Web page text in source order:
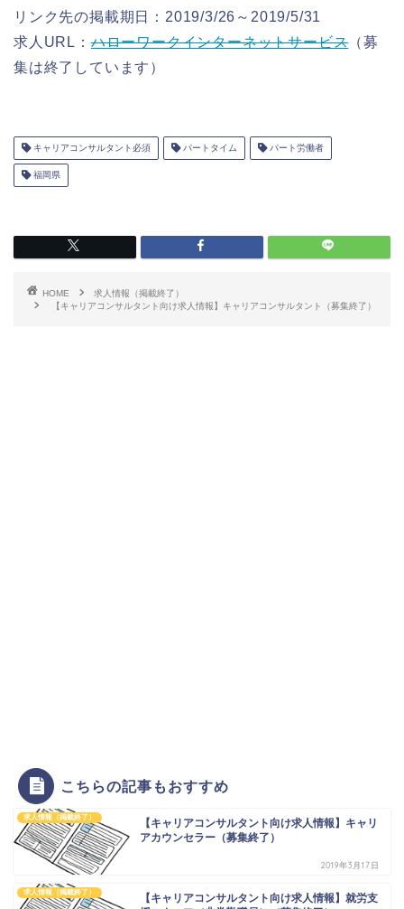
リンク先の掲載期日：2019/3/26～2019/5/31
求人URL：ハローワークインターネットサービス（募
集は終了しています）
キャリアコンサルタント必須 パートタイム パート労働者
福岡県
HOME
求人情報（掲載終了）
【キャリアコンサルタント向け求人情報】キャリアコンサルタント（募集終了）
こちらの記事もおすすめ
求人情報（掲載終了）
【キャリアコンサルタント向け求人情報】キャリ
アカウンセラー（募集終了）
2019年3月17日
求人情報（掲載終了）
【キャリアコンサルタント向け求人情報】就労支